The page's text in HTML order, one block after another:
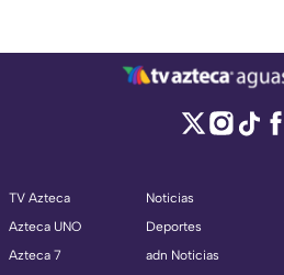
TV Azteca
Azteca UNO
Azteca 7
Noticias
Deportes
adn Noticias